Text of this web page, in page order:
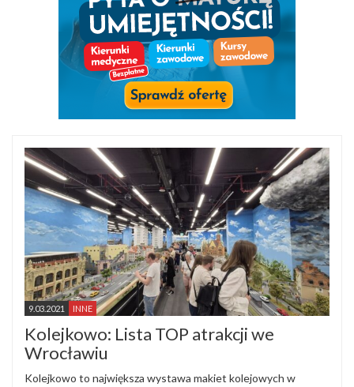
9.03.2021 INNE
Kolejkowo: Lista TOP atrakcji we
Wrocławiu
Kolejkowo to największa wystawa makiet kolejowych w